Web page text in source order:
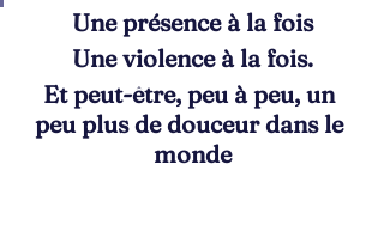
Une présence à la fois
Une violence à la fois.
Et peut-être, peu à peu, un
peu plus de douceur dans le
monde